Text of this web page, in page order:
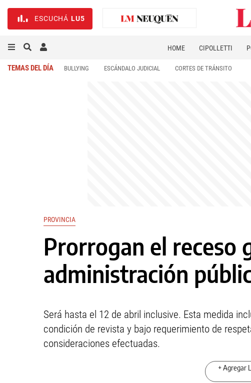
ESCUCHÁ LU5
HOME CIPOLLETTI
TEMAS DEL DÍA BULLYING ESCÁNDALO JUDICIAL CORTES DE TRÁNSITO
PROVINCIA
Prorrogan el receso
administración
Será hasta el 12 de abril inclusive. Esta medida
condición de revista y bajo requerimiento de
consideraciones efectuadas.
+ Agregar